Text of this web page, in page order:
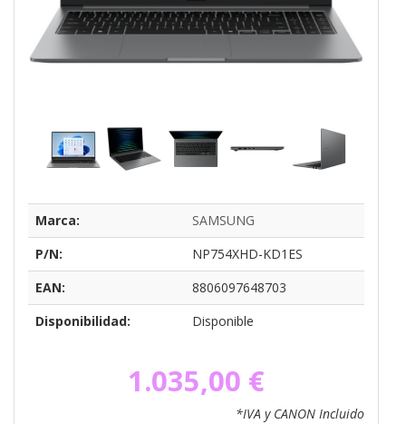
Marca:
SAMSUNG
P/N:
NP754XHD-KD1ES
EAN:
8806097648703
Disponibilidad:
Disponible
1.035,00 €
*IVA y CANON Incluido